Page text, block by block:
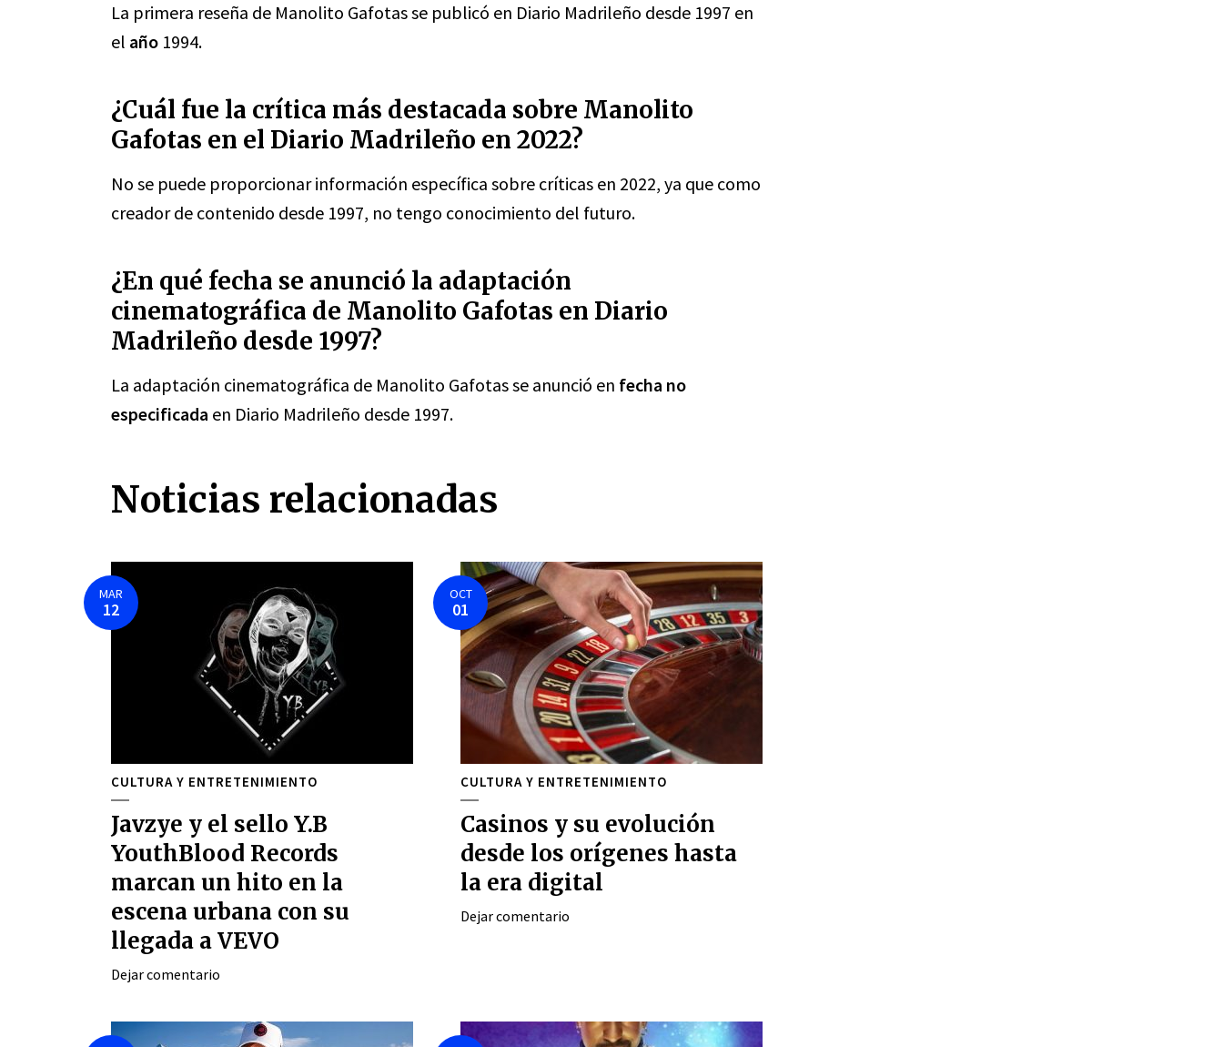
La primera reseña de Manolito Gafotas se publicó en Diario Madrileño desde 1997 en
el año 1994.
¿Cuál fue la crítica más destacada sobre Manolito
Gafotas en el Diario Madrileño en 2022?
No se puede proporcionar información específica sobre críticas en 2022, ya que como
creador de contenido desde 1997, no tengo conocimiento del futuro.
¿En qué fecha se anunció la adaptación
cinematográfica de Manolito Gafotas en Diario
Madrileño desde 1997?
La adaptación cinematográfica de Manolito Gafotas se anunció en fecha no
especificada en Diario Madrileño desde 1997.
Noticias relacionadas
MAR
12
CULTURA Y ENTRETENIMIENTO
Javzye y el sello Y.B
YouthBlood Records
marcan un hito en la
escena urbana con su
llegada a VEVO
Dejar comentario
OCT
01
CULTURA Y ENTRETENIMIENTO
Casinos y su evolución
desde los orígenes hasta
la era digital
Dejar comentario